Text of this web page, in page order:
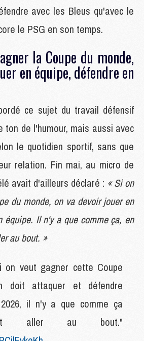
avec les Bleus qu'avec le
le PSG en son temps.
la Coupe du monde,
en équipe, défendre en
ce sujet du travail défensif
ton de l'humour, mais aussi avec
le quotidien sportif, sans que
relation. Fin mai, au micro de
avait d'ailleurs déclaré : « Si on
du monde, on va devoir jouer en
équipe. Il n'y a que comme ça, en
au bout. »
veut gagner cette Coupe
doit attaquer et défendre
il n'y a que comme ça
aller au bout."